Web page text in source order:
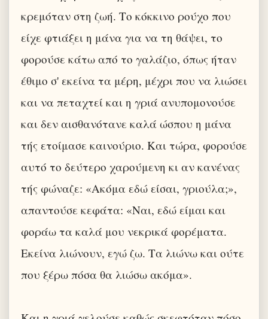
κρεμόταν στη ζωή. Το κόκκινο ρούχο που
είχε φτιάξει η μάνα για να τη θάψει, το
φορούσε κάτω από το γαλάζιο, όπως ήταν
έθιμο σ' εκείνα τα μέρη, μέχρι που να λιώσει
και να πεταχτεί και η γριά ανυπομονούσε
και δεν αισθανότανε καλά ώσπου η μάνα
τής ετοίμασε καινούριο. Και τώρα, φορούσε
αυτό το δεύτερο χαρούμενη κι αν κανένας
τής φώναζε: «Ακόμα εδώ είσαι, γριούλα;»,
απαντούσε κεφάτα: «Ναι, εδώ είμαι και
φοράω τα καλά μου νεκρικά φορέματα.
Εκείνα λιώνουν, εγώ ζω. Τα λιώνω και ούτε
που ξέρω πόσα θα λιώσω ακόμα».